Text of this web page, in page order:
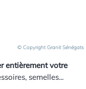
entièrement votre
semelles...
© Copyright Granit Sénégats